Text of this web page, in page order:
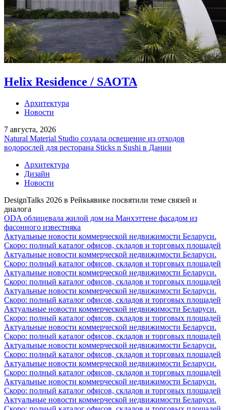
Helix Residence / SAOTA
Архитектура
Новости
7 августа, 2026
Natural Material Studio создала освещение из отходов
водорослей для ресторана Sticks n Sushi в Дании
Архитектура
Дизайн
Новости
DesignTalks 2026 в Рейкьявике посвятили теме связей и
диалога
ODA облицевала жилой дом на Манхэттене фасадом из
фасонного известняка
Актуальные новости коммерческой недвижимости Беларуси.
Скоро: полный каталог офисов, складов и торговых площадей
Актуальные новости коммерческой недвижимости Беларуси.
Скоро: полный каталог офисов, складов и торговых площадей
Актуальные новости коммерческой недвижимости Беларуси.
Скоро: полный каталог офисов, складов и торговых площадей
Актуальные новости коммерческой недвижимости Беларуси.
Скоро: полный каталог офисов, складов и торговых площадей
Актуальные новости коммерческой недвижимости Беларуси.
Скоро: полный каталог офисов, складов и торговых площадей
Актуальные новости коммерческой недвижимости Беларуси.
Скоро: полный каталог офисов, складов и торговых площадей
Актуальные новости коммерческой недвижимости Беларуси.
Скоро: полный каталог офисов, складов и торговых площадей
Актуальные новости коммерческой недвижимости Беларуси.
Скоро: полный каталог офисов, складов и торговых площадей
Актуальные новости коммерческой недвижимости Беларуси.
Скоро: полный каталог офисов, складов и торговых площадей
Актуальные новости коммерческой недвижимости Беларуси.